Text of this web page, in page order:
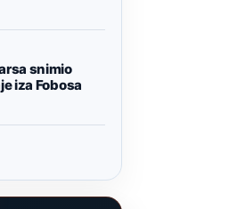
snimio
iza Fobosa